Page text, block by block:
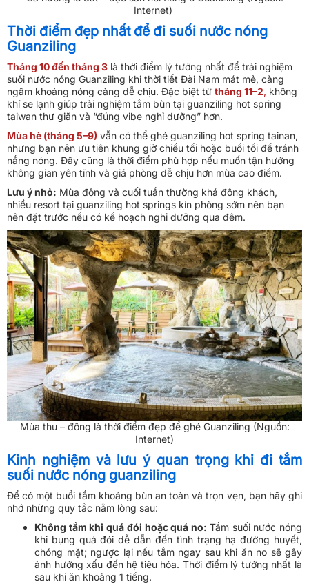
Internet)
Thời điểm đẹp nhất để đi suối nước nóng
Guanziling
Tháng 10 đến tháng 3 là thời điểm lý tưởng nhất để trải nghiệm
suối nước nóng Guanziling khi thời tiết Đài Nam mát mẻ, càng
ngâm khoáng nóng càng dễ chịu. Đặc biệt từ tháng 11–2, không
khí se lạnh giúp trải nghiệm tắm bùn tại guanziling hot spring
taiwan thư giãn và “đúng vibe nghỉ dưỡng” hơn.
Mùa hè (tháng 5–9) vẫn có thể ghé guanziling hot spring tainan,
nhưng bạn nên ưu tiên khung giờ chiều tối hoặc buổi tối để tránh
nắng nóng. Đây cũng là thời điểm phù hợp nếu muốn tận hưởng
không gian yên tĩnh và giá phòng dễ chịu hơn mùa cao điểm.
Lưu ý nhỏ: Mùa đông và cuối tuần thường khá đông khách,
nhiều resort tại guanziling hot springs kín phòng sớm nên bạn
nên đặt trước nếu có kế hoạch nghỉ dưỡng qua đêm.
Mùa thu – đông là thời điểm đẹp để ghé Guanziling (Nguồn:
Internet)
Kinh nghiệm và lưu ý quan trọng khi đi tắm
suối nước nóng guanziling
Để có một buổi tắm khoáng bùn an toàn và trọn vẹn, bạn hãy ghi
nhớ những quy tắc nằm lòng sau:
Không tắm khi quá đói hoặc quá no: Tắm suối nước nóng
khi bụng quá đói dễ dẫn đến tình trạng hạ đường huyết,
chóng mặt; ngược lại nếu tắm ngay sau khi ăn no sẽ gây
ảnh hưởng xấu đến hệ tiêu hóa. Thời điểm lý tưởng nhất là
sau khi ăn khoảng 1 tiếng.